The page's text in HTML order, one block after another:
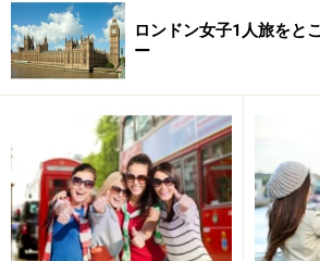
その反面、ちょっと機転をきかせれ
楽しむ方法がたくさん見つかるのが
ところ。ではさっそく、タダで楽し
情報を紹介しましょう。
＞＞次のページでは、まず初級編か
に楽しめる、タダのロンドン情報で
※記事内容は執筆時点のものです。最新の
ロンドン女子1人旅をと
ー